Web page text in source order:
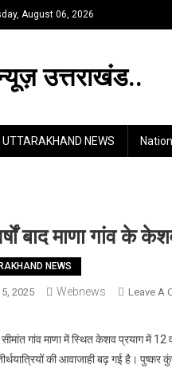
August 06, 2026
उत्तराखंड..
UTTARAKHAND NEWS
बाद माणा गांव के
NEWS
2025 Webnews Leave A
गांव माणा में स्थित केशव प्रयाग में 12
की आवाजाही बढ़ गई है।